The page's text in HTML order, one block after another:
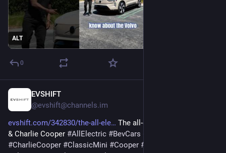
ALT
0
EVSHIFT
@evshift@channels.im
evshift.com/342830/the-all-ele
The all-electric MINI Cooper
& Charlie Cooper #AllElectric #BevCars #
#CharlieCooper #ClassicMini #Cooper #